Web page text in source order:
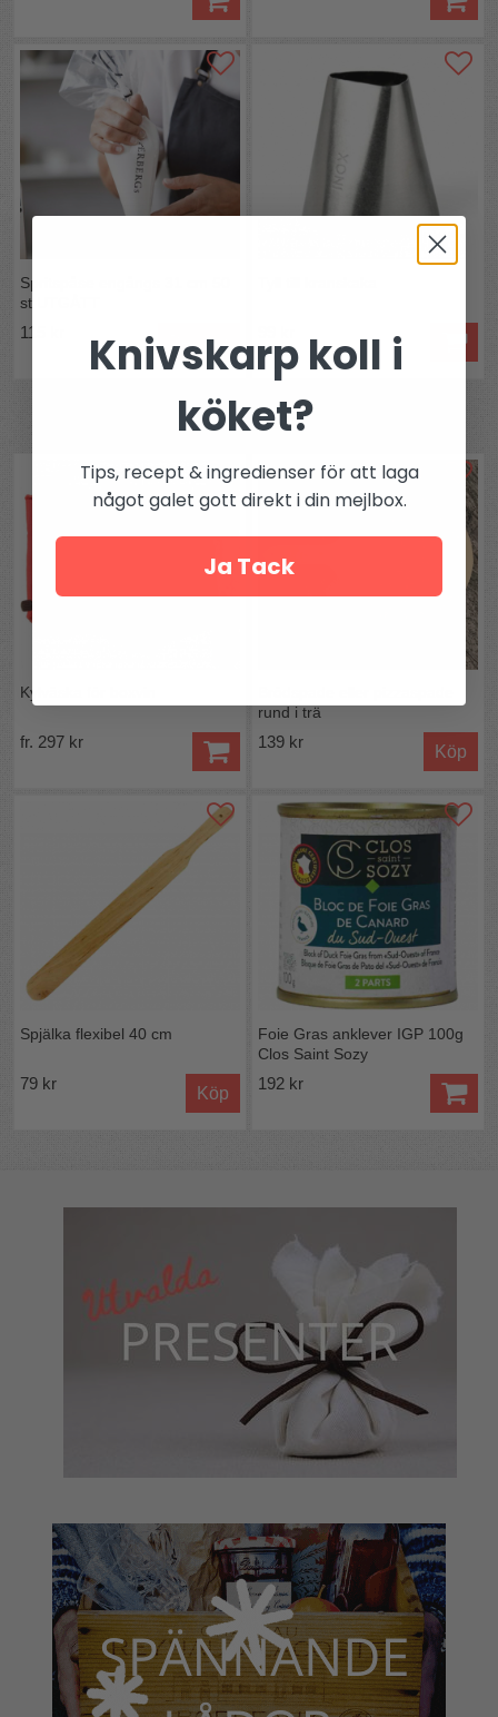
Spritspåse engångs 31 cm 50
st UTGÅTT
115 kr
Bevaka
Andra köpte även
Kylväska för boxvin
fr. 297 kr
rund i trä
139 kr
Köp
Spjälka flexibel 40 cm
79 kr
Köp
Foie Gras anklever IGP 100g
Clos Saint Sozy
192 kr
Knivskarp koll i
köket?
Tips, recept & ingredienser för att laga
något galet gott direkt i din mejlbox.
Ja Tack